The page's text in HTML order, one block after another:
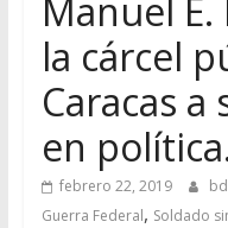
Manuel
la cárcel
Caracas
en
febrero 22, 2019
Guerra Federal, Soldado